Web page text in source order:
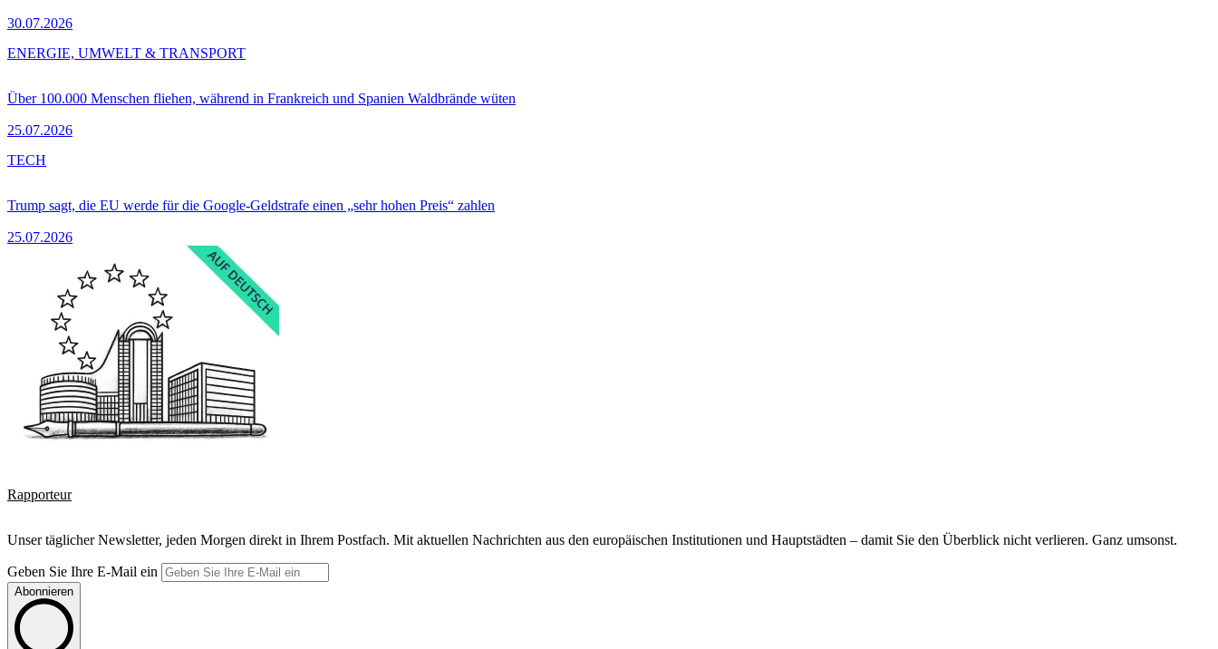
30.07.2026
Über 100.000 Menschen fliehen, während in Frankreich und Spanien Waldbrände wüten
25.07.2026
ENERGIE, UMWELT & TRANSPORT
Trump sagt, die EU werde für die Google-Geldstrafe einen „sehr hohen Preis“ zahlen
25.07.2026
TECH
Rapporteur
Unser täglicher Newsletter, jeden Morgen direkt in Ihrem Postfach. Mit aktuellen Nachrichten aus den europäischen Institutionen und Hauptstädten – damit Sie den Überblick nicht verlieren. Ganz umsonst.
Geben Sie Ihre E-Mail ein
Abonnieren